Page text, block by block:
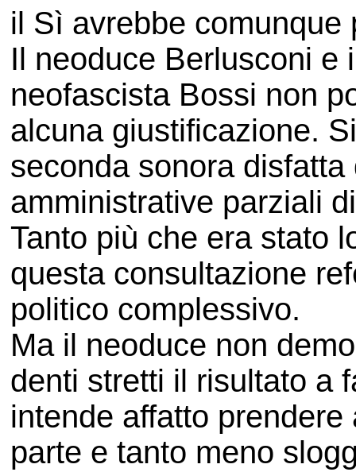
il Sì avrebbe comunque
Il neoduce Berlusconi e
neofascista Bossi non
alcuna giustificazione.
seconda sonora
amministrative parziali
Tanto più che era stato
questa consultazione
politico complessivo.
Ma il neoduce non
denti stretti il risultato a
intende affatto
parte e tanto meno